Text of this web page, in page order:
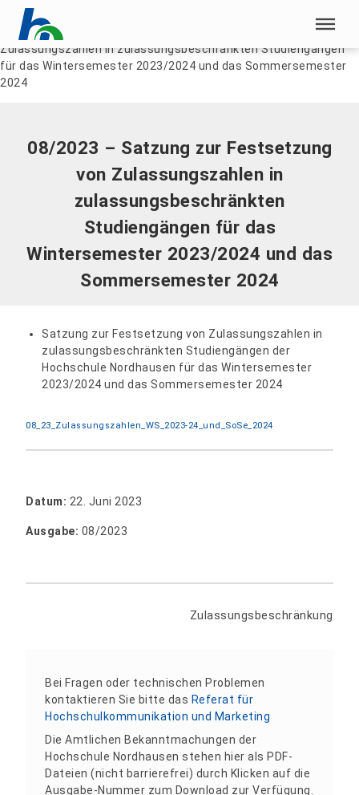
Menü überspringen
Menü überspringen
Home |Dokumente
08/2023 – Satzung zur Festsetzung von
Zulassungszahlen in zulassungsbeschränkten Studiengängen
für das Wintersemester 2023/2024 und das Sommersemester
2024
08/2023 – Satzung zur Festsetzung
von Zulassungszahlen in
zulassungsbeschränkten
Studiengängen für das
Wintersemester 2023/2024 und das
Sommersemester 2024
Satzung zur Festsetzung von Zulassungszahlen in
zulassungsbeschränkten Studiengängen der
Hochschule Nordhausen für das Wintersemester
2023/2024 und das Sommersemester 2024
08_23_Zulassungszahlen_WS_2023-24_und_SoSe_2024
Datum: 22. Juni 2023
Ausgabe: 08/2023
Zulassungsbeschränkung
Bei Fragen oder technischen Problemen
kontaktieren Sie bitte das Referat für
Hochschulkommunikation und Marketing
Die Amtlichen Bekanntmachungen der
Hochschule Nordhausen stehen hier als PDF-
Dateien (nicht barrierefrei) durch Klicken auf die
Ausgabe-Nummer zum Download zur Verfügung.